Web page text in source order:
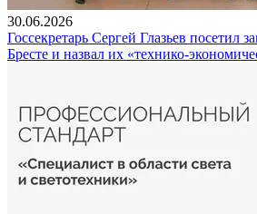
30.06.2026
Госсекретарь Сергей Глазьев посетил
Бресте и назвал их «технико-